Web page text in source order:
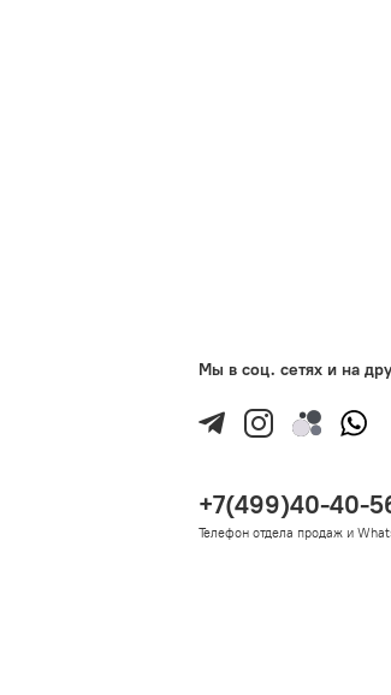
Мы в соц. сетях и на
+7(499)40-40-
Телефон отдела продаж и